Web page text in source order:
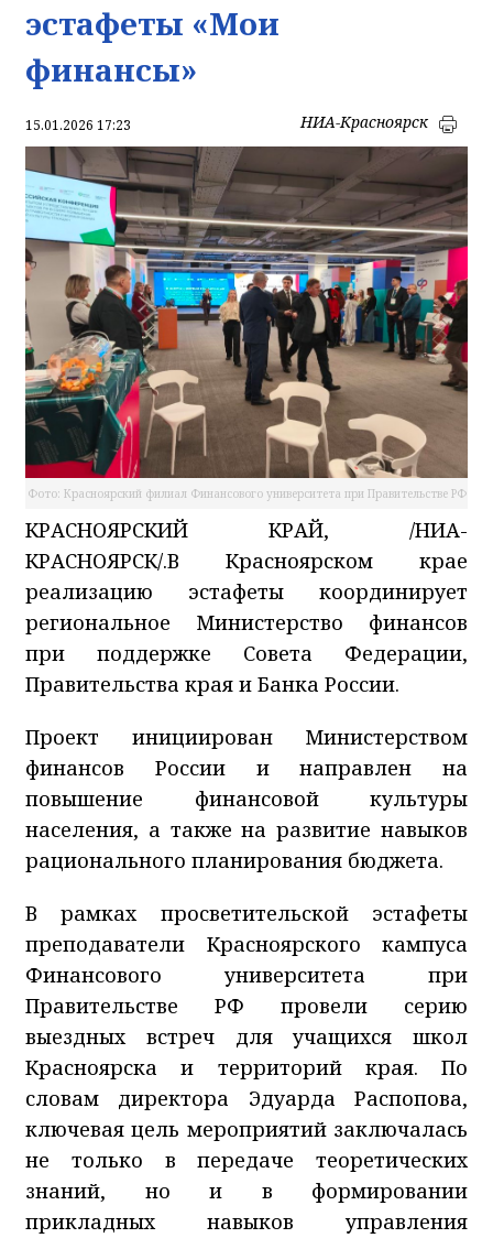
эстафеты «Мои
финансы»
15.01.2026 17:23 НИА-Красноярск
Фото: Красноярский филиал Финансового университета при Правительстве РФ
КРАСНОЯРСКИЙ КРАЙ, /НИА-
КРАСНОЯРСК/.В Красноярском крае
реализацию эстафеты координирует
региональное Министерство финансов
при поддержке Совета Федерации,
Правительства края и Банка России.
Проект инициирован Министерством
финансов России и направлен на
повышение финансовой культуры
населения, а также на развитие навыков
рационального планирования бюджета.
В рамках просветительской эстафеты
преподаватели Красноярского кампуса
Финансового университета при
Правительстве РФ провели серию
выездных встреч для учащихся школ
Красноярска и территорий края. По
словам директора Эдуарда Распопова,
ключевая цель мероприятий заключалась
не только в передаче теоретических
знаний, но и в формировании
прикладных навыков управления